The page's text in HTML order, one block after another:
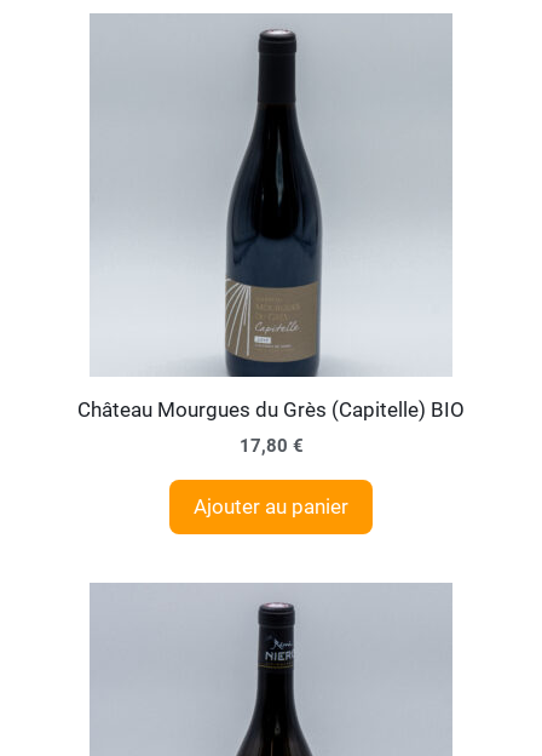
Château Mourgues du Grès (Capitelle) BIO
17,80 €
Ajouter au panier